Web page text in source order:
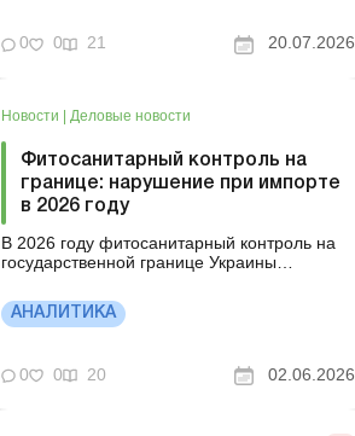
изделия: порядок получения, уплаты,
0 0 21 20.07.2026
Новости | Деловые новости
Фитосанитарный контроль на
границе: нарушение при импорте
в 2026 году
В 2026 году фитосанитарный контроль на
государственной границе Украины
нарушения при импорте растительной
продукции, которые носят системный
требования к сельхозпродукции при
АНАЛИТИКА
0 0 20 02.06.2026